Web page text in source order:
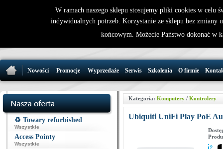
32 721 86
Nowości Promocje Wyprzedaże Serwis Szkolenia O firmie
♻️ Towary refurbished
Wszystkie
Access Pointy
Wszystkie
Kategoria: Komputery/ Kontrolery
Ubiquiti UniFi Play PoE
W ramach naszego sklepu stosujemy pliki cookies w celu
indywidualnych potrzeb. Korzystanie ze sklepu bez zmiany
końcowym. Możecie Państwo dokonać w